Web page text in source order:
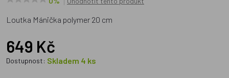
Loutka Mánička polymer 20 cm
649 Kč
Dostupnost: Skladem 4 ks